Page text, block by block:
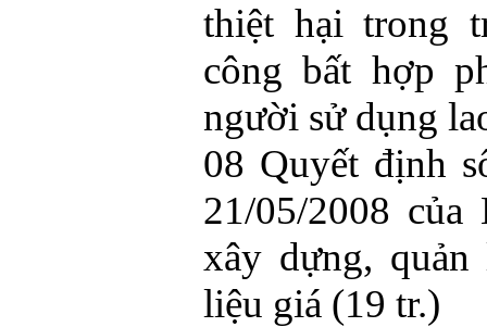
thiệt hại trong
công bất hợp
người sử dụng
08 Quyết định
21/05/2008
xây dựng,
liệu giá (19 tr.)